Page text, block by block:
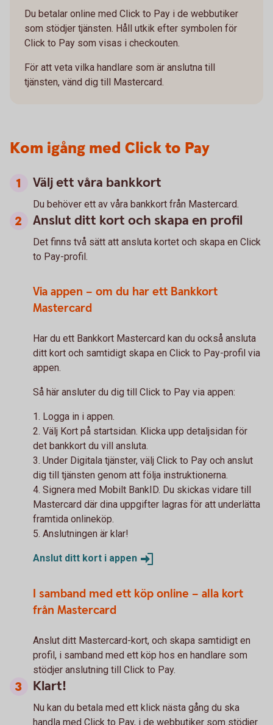
Du betalar online med Click to Pay i de webbutiker
som stödjer tjänsten. Håll utkik efter symbolen för
Click to Pay som visas i checkouten.
För att veta vilka handlare som är anslutna till
tjänsten, vänd dig till Mastercard.
Kom igång med Click to Pay
Välj ett våra bankkort
Du behöver ett av våra bankkort från Mastercard.
Anslut ditt kort och skapa en profil
Det finns två sätt att ansluta kortet och skapa en Click
to Pay-profil.
Via appen – om du har ett Bankkort
Mastercard
Har du ett Bankkort Mastercard kan du också ansluta
ditt kort och samtidigt skapa en Click to Pay-profil via
appen.
Så här ansluter du dig till Click to Pay via appen:
1. Logga in i appen.
2. Välj Kort på startsidan. Klicka upp detaljsidan för
det bankkort du vill ansluta.
3. Under Digitala tjänster, välj Click to Pay och anslut
dig till tjänsten genom att följa instruktionerna.
4. Signera med Mobilt BankID. Du skickas vidare till
Mastercard där dina uppgifter lagras för att underlätta
framtida onlineköp.
5. Anslutningen är klar!
Anslut ditt kort i appen
I samband med ett köp online – alla kort
från Mastercard
Anslut ditt Mastercard-kort, och skapa samtidigt en
profil, i samband med ett köp hos en handlare som
stödjer anslutning till Click to Pay.
Klart!
Nu kan du betala med ett klick nästa gång du ska
handla med Click to Pay, i de webbutiker som stödjer